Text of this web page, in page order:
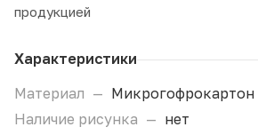
продукцией
Характеристики
Материал — Микрогофрокартон
Наличие рисунка — нет